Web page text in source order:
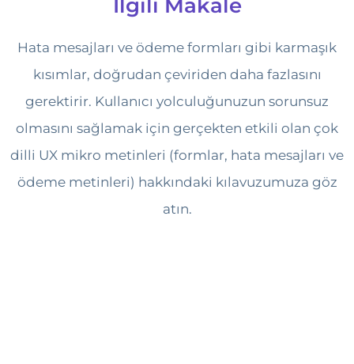
İlgili Makale
Hata mesajları ve ödeme formları gibi karmaşık
kısımlar, doğrudan çeviriden daha fazlasını
gerektirir. Kullanıcı yolculuğunuzun sorunsuz
olmasını sağlamak için gerçekten etkili olan çok
dilli UX mikro metinleri (formlar, hata mesajları ve
ödeme metinleri) hakkındaki kılavuzumuza göz
atın.